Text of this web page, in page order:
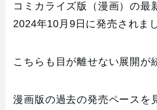
コミカライズ版（漫画）の最
2024年10月9日に発売されま
こちらも目が離せない展開が
漫画版の過去の発売ペースを